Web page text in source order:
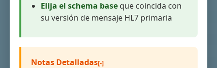
Elija el schema base que coincida con
su versión de mensaje HL7 primaria
Notas Detalladas